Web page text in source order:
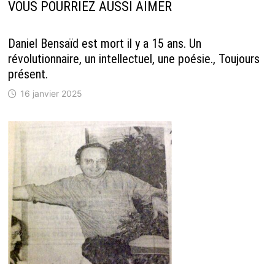
VOUS POURRIEZ AUSSI AIMER
Daniel Bensaïd est mort il y a 15 ans. Un
révolutionnaire, un intellectuel, une poésie., Toujours
présent.
16 janvier 2025